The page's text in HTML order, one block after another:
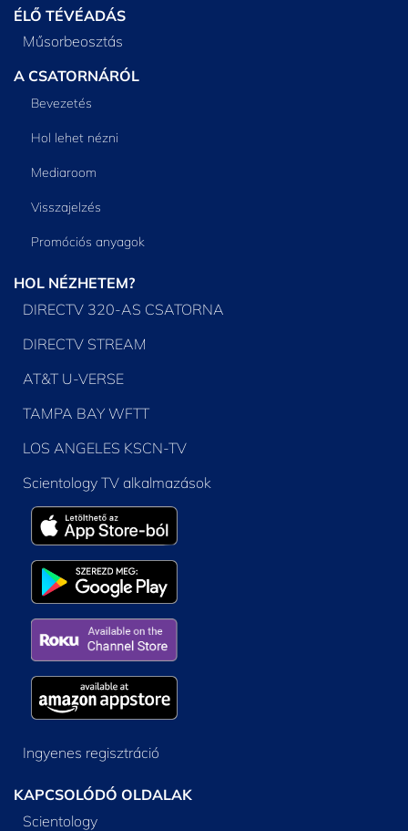
ÉLŐ TÉVÉADÁS
Műsorbeosztás
A CSATORNÁRÓL
Bevezetés
Hol lehet nézni
Mediaroom
Visszajelzés
Promóciós anyagok
HOL NÉZHETEM?
DIRECTV 320-AS CSATORNA
DIRECTV STREAM
AT&T U-VERSE
TAMPA BAY WFTT
LOS ANGELES KSCN-TV
Scientology TV alkalmazások
Ingyenes regisztráció
KAPCSOLÓDÓ OLDALAK
Scientology